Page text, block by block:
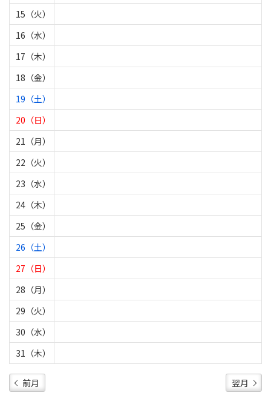
15（火）
16（水）
17（木）
18（金）
19（土）
20（日）
21（月）
22（火）
23（水）
24（木）
25（金）
26（土）
27（日）
28（月）
29（火）
30（水）
31（木）
前月 翌月